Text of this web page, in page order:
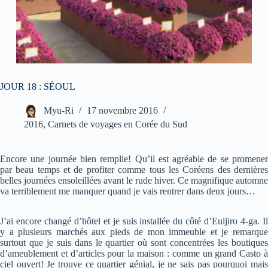
JOUR 18 : SÉOUL
Myu-Ri
17 novembre 2016
2016, Carnets de voyages en Corée du Sud
Encore une journée bien remplie! Qu’il est agréable de se promener
par beau temps et de profiter comme tous les Coréens des dernières
belles journées ensoleillées avant le rude hiver. Ce magnifique automne
va terriblement me manquer quand je vais rentrer dans deux jours…
J’ai encore changé d’hôtel et je suis installée du côté d’Euljiro 4-ga. Il
y a plusieurs marchés aux pieds de mon immeuble et je remarque
surtout que je suis dans le quartier où sont concentrées les boutiques
d’ameublement et d’articles pour la maison : comme un grand Casto à
ciel ouvert! Je trouve ce quartier génial, je ne sais pas pourquoi mais